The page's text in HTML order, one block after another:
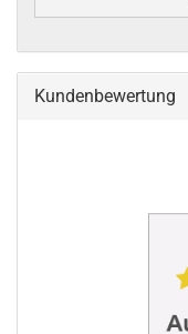
Kundenbewertung